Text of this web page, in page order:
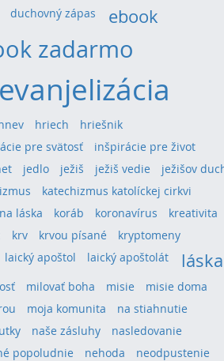
duchovný zápas ebook
zadarmo
evanjelizácia
hriech
hriešnik
pre svätosť
inšpirácie pre život
jedlo ježiš ježiš vedie
ježišov
katechizmus katolíckej cirkvi
láska koráb koronavírus
kreativita
krv krvou písané
kryptomeny
laický apoštol laický apoštolát láska
milovať boha misie
misie doma
moja komunita
na stiahnutie
naše zásluhy
nasledovanie
popoludnie nehoda
neodpustenie